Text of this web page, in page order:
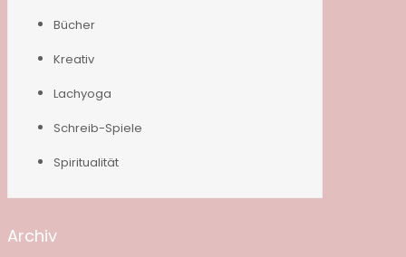
Bücher
Kreativ
Lachyoga
Schreib-Spiele
Spiritualität
Archiv